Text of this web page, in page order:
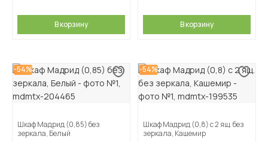
В корзину В корзину
-54%
Шкаф Мадрид (0,85) без
зеркала, Белый
-54%
Шкаф Мадрид (0,8) с 2 ящ. без
зеркала, Кашемир